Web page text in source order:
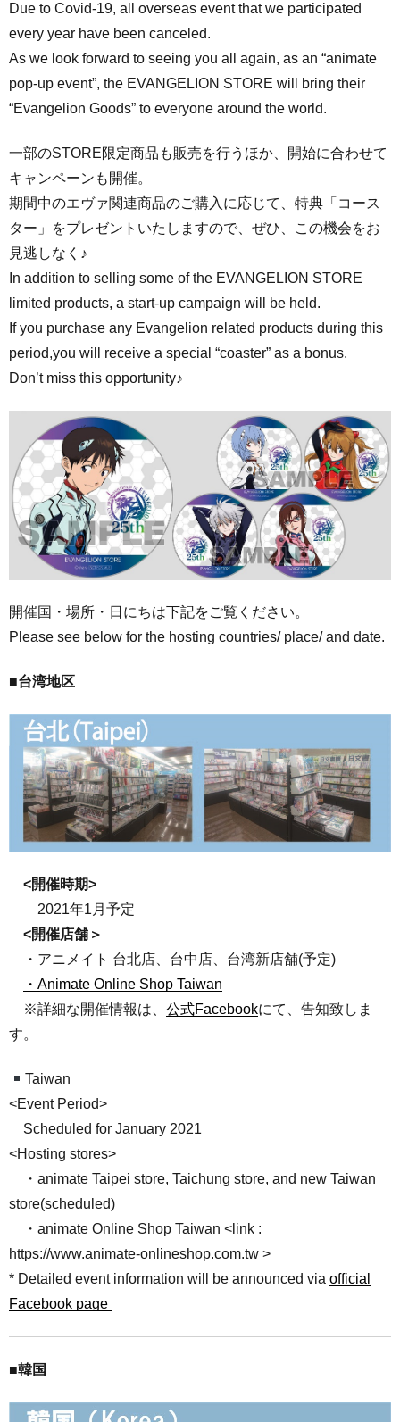
Due to Covid-19, all overseas event that we participated
every year have been canceled.
As we look forward to seeing you all again, as an “animate
pop-up event”, the EVANGELION STORE will bring their
“Evangelion Goods” to everyone around the world.
一部のSTORE限定商品も販売を行うほか、開始に合わせて
キャンペーンも開催。
期間中のエヴァ関連商品のご購入に応じて、特典「コース
ター」をプレゼントいたしますので、 ぜひ、この機会をお
見逃しなく♪
In addition to selling some of the EVANGELION STORE
limited products, a start-up campaign will be held.
If you purchase any Evangelion related products during this
period,you will receive a special “coaster” as a bonus.
Don’t miss this opportunity♪
開催国・場所・日にちは下記をご覧ください。
Please see below for the hosting countries/ place/ and date.
■台湾地区
<開催時期>
2021年1月予定
<開催店舗＞
・アニメイト 台北店、台中店、台湾新店舗(予定)
・Animate Online Shop Taiwan
※詳細な開催情報は、 公式Facebookにて、告知致しま
す。
Taiwan
<Event Period>
Scheduled for January 2021
<Hosting stores>
・animate Taipei store, Taichung store, and new Taiwan
store(scheduled)
・animate Online Shop Taiwan <link :
https://www.animate-onlineshop.com.tw >
* Detailed event information will be announced via official
Facebook page
■韓国